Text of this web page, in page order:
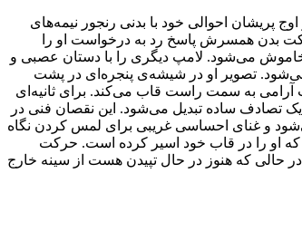
پریشان احوالی خود با بدنی رنجور نیمه‌های
بدن همسرش پاسخ رد به درخواست او را
می‌شود. لامپ دیگری را با دستان عصبی و
تصویر او در شیشه‌ی پنجره‌ای در پشت
به سمت راست قاب می‌کند. برای ثانیه‌ای
تصادف ساده تبدیل می‌شود. این نقصان فنی در
و غنای احساسی غریبی برای لمس کردن نگاه
که او را در قاب خود اسیر کرده است. حرکت
حالی که هنوز در حال تپیدن هست از سینه خارج